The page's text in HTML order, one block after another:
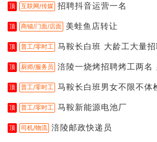
顶 互联网/传媒 招聘抖音运营一名
顶 商铺/门面/店面 美蛙鱼店转让
顶 普工/零时工 马鞍长白班 大龄工大量招
顶 厨师/服务员 涪陵一烧烤招聘烤工两名
顶 普工/零时工 马鞍长白班男女不限不体
顶 普工/零时工 马鞍新能源电池厂
顶 司机/物流 涪陵邮政快递员